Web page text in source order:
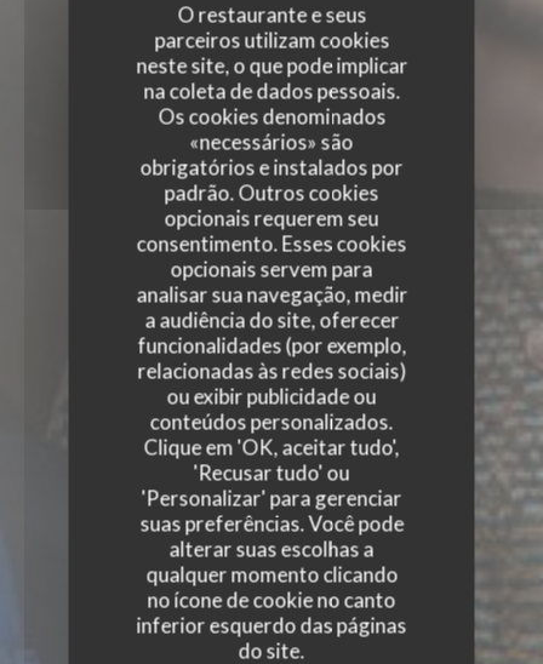
O restaurante e seus
parceiros utilizam cookies
neste site, o que pode implicar
na coleta de dados pessoais.
Os cookies denominados
«necessários» são
obrigatórios e instalados por
padrão. Outros cookies
opcionais requerem seu
consentimento. Esses cookies
opcionais servem para
analisar sua navegação, medir
a audiência do site, oferecer
funcionalidades (por exemplo,
relacionadas às redes sociais)
ou exibir publicidade ou
conteúdos personalizados.
Clique em 'OK, aceitar tudo',
'Recusar tudo' ou
'Personalizar' para gerenciar
suas preferências. Você pode
alterar suas escolhas a
qualquer momento clicando
no ícone de cookie no canto
inferior esquerdo das páginas
do site.